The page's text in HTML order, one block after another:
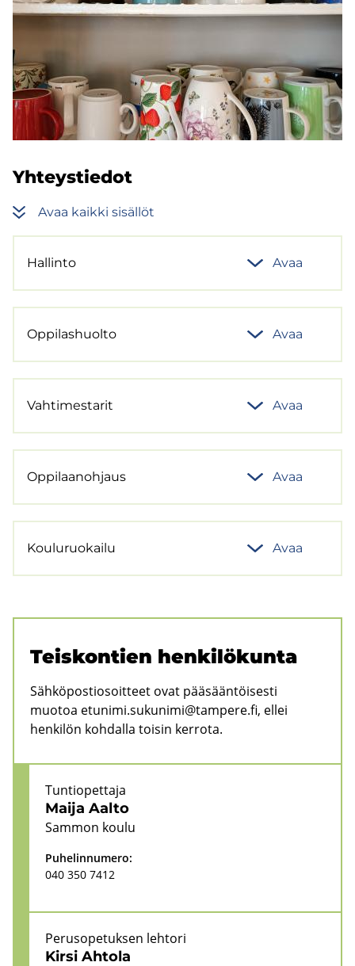
Yh­teys­tie­dot
Avaa kaik­ki si­säl­löt
Hal­lin­to Avaa
Op­pi­las­huol­to Avaa
Vah­ti­mes­ta­rit Avaa
Op­pi­laa­noh­jaus Avaa
Kou­lu­ruo­kai­lu Avaa
Teis­kon­tien hen­ki­lö­kun­ta
Sähköpostiosoitteet ovat pääsääntöisesti
muotoa etunimi.sukunimi@tampere.fi, ellei
henkilön kohdalla toisin kerrota.
Maija Aalto
Tun­tio­pet­ta­ja
Sam­mon koulu
Pu­he­lin­nu­me­ro:
040 350 7412
Kirsi Ah­to­la
Pe­rus­o­pe­tuk­sen leh­to­ri